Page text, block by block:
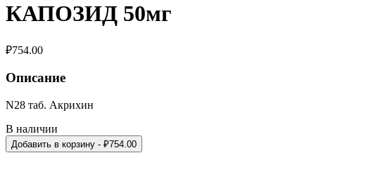
КАПОЗИД 50мг
₽754.00
Описание
N28 таб. Акрихин
В наличии
Добавить в корзину - ₽754.00